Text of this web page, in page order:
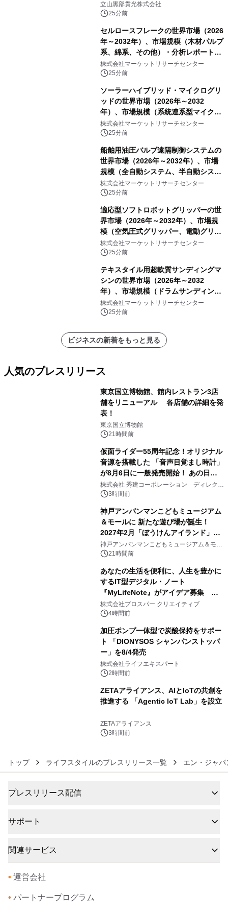
立山黒部貫光株式会社
25分前
セルロースフレークの世界市場（2026
年～2032年）、市場規模（木材パルプ
系、綿系、その他）・分析レポートを
発表
株式会社マーケットリサーチセンター
25分前
ソーラーハイブリッド・マイクログリ
ッドの世界市場（2026年～2032
年）、市場規模（系統連系型マイクロ
グリッド、独立型マイクログリッ
ド）・分析レポートを発表
株式会社マーケットリサーチセンター
25分前
船舶用油圧バルブ遠隔制御システムの
世界市場（2026年～2032年）、市場
規模（全自動システム、半自動システ
ム）・分析レポートを発表
株式会社マーケットリサーチセンター
25分前
適応型ソフトロボットグリッパーの世
界市場（2026年～2032年）、市場規
模（空気圧式グリッパー、電動グリッ
パー）・分析レポートを発表
株式会社マーケットリサーチセンター
25分前
テキスタイル用超軟質サンディングマ
シンの世界市場（2026年～2032
年）、市場規模（ドラムサンディング
マシン、ジェットサンディングマシ
ン、ローラーサンディングマシン、そ
株式会社マーケットリサーチセンター
25分前
ビジネスの新着をもっと見る
人気のプレスリリース
東京国立博物館、館内レストラン3店
舗をリニューアル 各店舗の詳細を発
表！
東京国立博物館
21時間前
仮面ライダー55周年記念！オリジナル
音源を搭載した 「音声目覚まし時計」
が8月6日に一般発売開始！ あの日の
大興奮が今甦る
株式会社 秀建コーポレーション ディレクト
アートギャラリー
3時間前
神戸アンパンマンこどもミュージアム
＆モールに 新たな遊び場が誕生！
2027年2月「ぼうけんアイランド」が
オープン
神戸アンパンマンこどもミュージアム＆モー
ル 21時間前
あなたの生活を便利に、人生を豊かに
するIT型デジタル・ノート
『MyLifeNote』がアイデア募集 優
秀賞100名に1年間無償試用
株式会社プロスパー クリエイティブ
4時間前
加圧ポンプ一体型で炭酸保持をサポー
ト 「DIONYSOS シャンパンストッパ
ー」を8/4発売
株式会社ライフエキスパート
2時間前
ZETAアライアンス、AIとIoTの共創を
推進する 「Agentic IoT Lab」を設立
ZETAアライアンス
3時間前
トップ ライフスタイルのプレスリリース一覧 エン・ジャ
プレスリリース配信
サポート
関連サービス
• 運営会社
• パートナープログラム